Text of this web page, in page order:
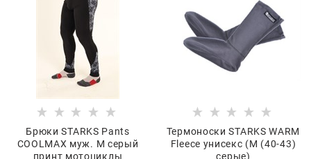
Брюки STARKS Pants
COOLMAX муж. M серый
принт мотоциклы
Термоноски STARKS WARM
Fleece унисекс (M (40-43)
серые)